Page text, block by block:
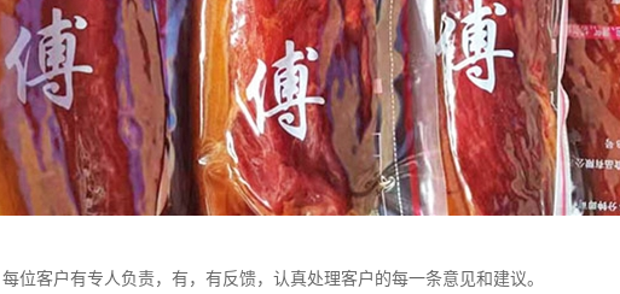
位客户有专人负责，有，有反馈，认真处理客户的每一条意见和建议。